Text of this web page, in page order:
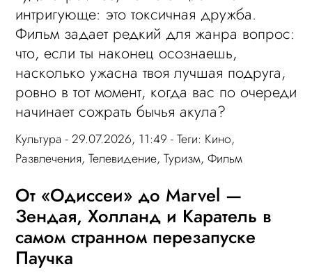
интригующе: это токсичная дружба.
Фильм задает редкий для жанра вопрос:
что, если ты наконец осознаешь,
насколько ужасна твоя лучшая подруга,
ровно в тот момент, когда вас по очереди
начинает сожрать бычья акула?
Культура - 29.07.2026, 11:49 - Теги: Кино,
Развлечения,Телевидение,Туризм,Фильм
От «Одиссеи» до Marvel —
Зендая, Холланд и Каратель в
самом странном перезапуске
Паучка